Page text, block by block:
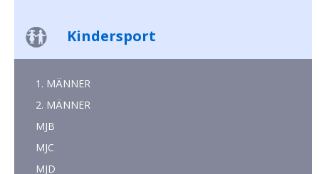
Kindersport
1. MÄNNER
2. MÄNNER
MJB
MJC
MJD